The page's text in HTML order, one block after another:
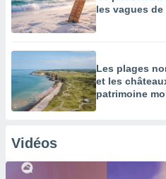
les vagues
Les plages
et les
patrimoine
Vidéos